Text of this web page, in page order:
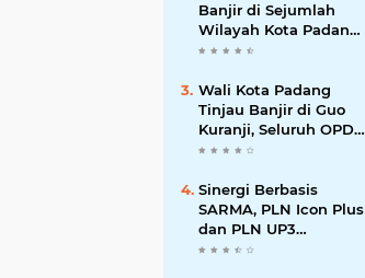
Banjir di Sejumlah
Wilayah Kota Padang,
Warga Dievakuasi dan
Banjir Susulan
Wali Kota Padang
Tinjau Banjir di Guo
Kuranji, Seluruh OPD
Disiagakan dan
Dipercepat
Sinergi Berbasis
SARMA, PLN Icon Plus
dan PLN UP3
Tanjungpinang